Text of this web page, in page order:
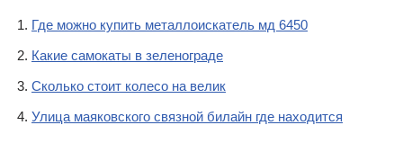
Где можно купить металлоискатель мд 6450
Какие самокаты в зеленограде
Сколько стоит колесо на велик
Улица маяковского связной билайн где находится